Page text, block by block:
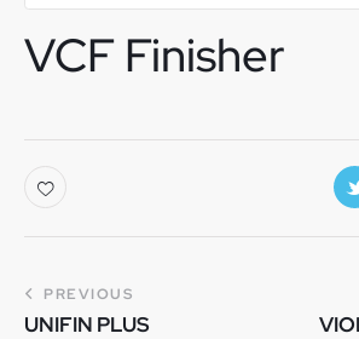
VCF Finisher
PREVIOUS
UNIFIN PLUS